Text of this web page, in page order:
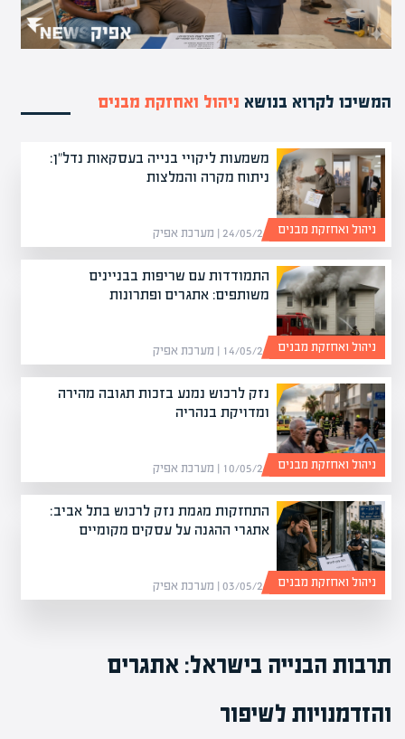
המשיכו לקרוא בנושא ניהול ואחזקת מבנים
משמעות ליקויי בנייה בעסקאות נדל"ן:
ניתוח מקרה והמלצות
24/05/26 | מערכת אפיק ניהול ואחזקת מבנים
התמודדות עם שריפות בבניינים
משותפים: אתגרים ופתרונות
14/05/26 | מערכת אפיק ניהול ואחזקת מבנים
נזק לרכוש נמנע בזכות תגובה מהירה
ומדויקת בנהריה
10/05/26 | מערכת אפיק ניהול ואחזקת מבנים
התחזקות מגמת נזק לרכוש בתל אביב:
אתגרי ההגנה על עסקים מקומיים
03/05/26 | מערכת אפיק ניהול ואחזקת מבנים
תרבות הבנייה בישראל: אתגרים
והזדמנויות לשיפור